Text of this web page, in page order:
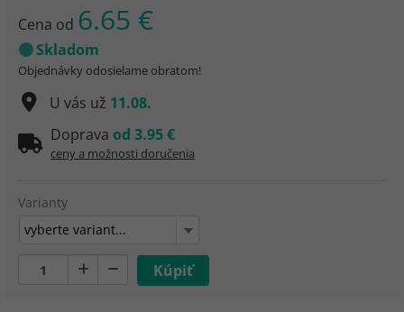
Cena od 6.65 €
Skladom
Objednávky odosielame obratom!
U vás už 11.08.
Doprava od 3.95 €
ceny a možnosti doručenia
Varianty
vyberte variant...